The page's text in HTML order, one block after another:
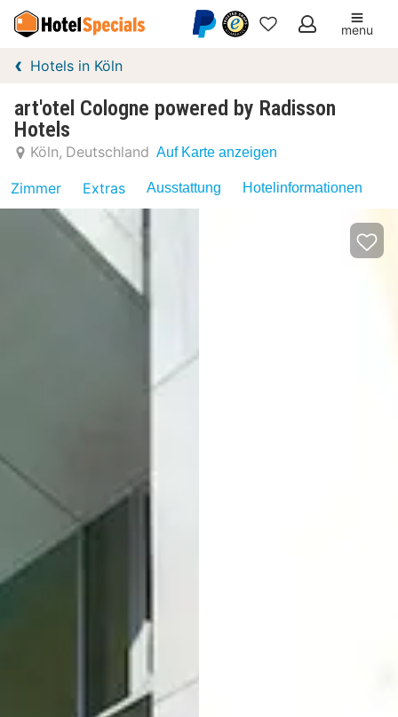
Meine
menu
Hotels in Köln
art'otel Cologne powered by Radisson
Hotels
Köln Deutschland Auf Karte anzeigen
Zimmer Extras Ausstattung Hotelinformationen